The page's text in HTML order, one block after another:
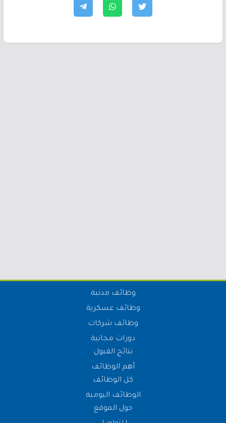
وظائف مدنية
وظائف عسكرية
وظائف شركات
دورات مجانية
نتائج القبول
أهم الوظائف
كل الوظائف
الوظائف اليومية
حول الموقع